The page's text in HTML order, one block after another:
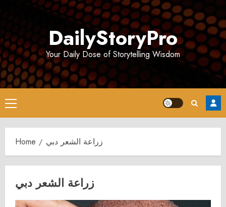
DailyStoryPro
Your Daily Dose of Storytelling Wisdom
Primary
Menu
Home زراعة الشعر دبي
زراعة الشعر دبي